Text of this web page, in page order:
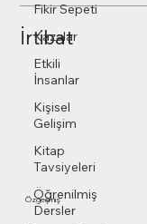
Fikir Sepeti
Kazalar
Etkili
İnsanlar
Kişisel
Gelişim
Kitap
Tavsiyeleri
Öğrenilmiş
Dersler
İrtibat
Özgeçmiş